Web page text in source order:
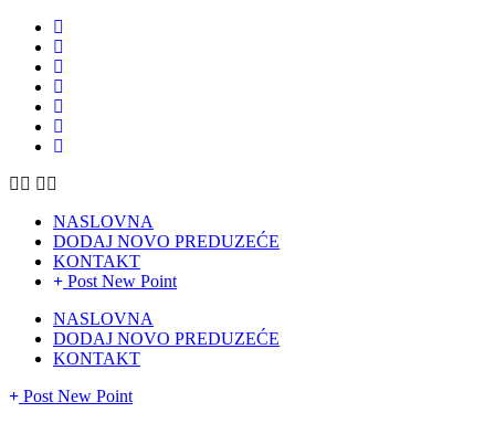
NASLOVNA
DODAJ NOVO PREDUZEĆE
KONTAKT
Post New Point
NASLOVNA
DODAJ NOVO PREDUZEĆE
KONTAKT
Post New Point